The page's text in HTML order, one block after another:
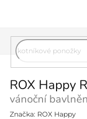
ROX Happy
vánoční
Značka: ROX Happy